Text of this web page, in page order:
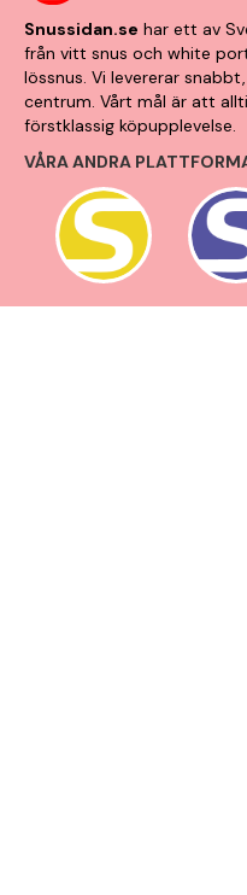
Snussidan.se har ett av
från vitt snus och white
lössnus. Vi levererar
centrum. Vårt mål är att
förstklassig köpupplevelse.
VÅRA ANDRA